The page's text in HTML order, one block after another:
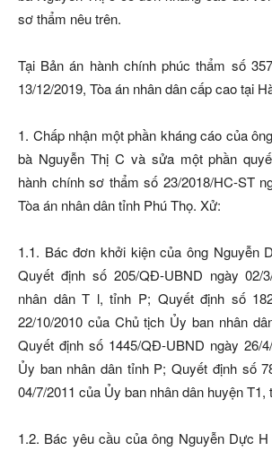
sơ thẩm nêu trên.
Tại Bản án hành chính phúc thẩm số
13/12/2019, Tòa án nhân dân cấp cao tại
1. Chấp nhận một phần kháng cáo của
bà Nguyễn Thị C và sửa một phần
hành chính sơ thẩm số 23/2018/HC-ST
Tòa án nhân dân tỉnh Phú Thọ. Xử:
1.1. Bác đơn khởi kiện của ông Nguyễn
Quyết định số 205/QĐ-UBND ngày 02/
nhân dân T l, tỉnh P; Quyết định số
22/10/2010 của Chủ tịch Ủy ban nhân
Quyết định số 1445/QĐ-UBND ngày 26/
Ủy ban nhân dân tỉnh P; Quyết định số
04/7/2011 của Ủy ban nhân dân huyện T1,
1.2. Bác yêu cầu của ông Nguyễn Dực